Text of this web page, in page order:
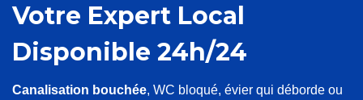
Votre Expert Local
Disponible 24h/24
Canalisation bouchée, WC bloqué, évier qui déborde ou